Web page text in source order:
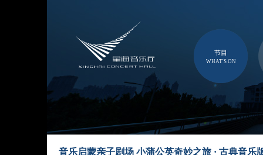
节目
WHAT'S ON
音乐启蒙亲子剧场 小蒲公英奇妙之旅 · 古典音乐